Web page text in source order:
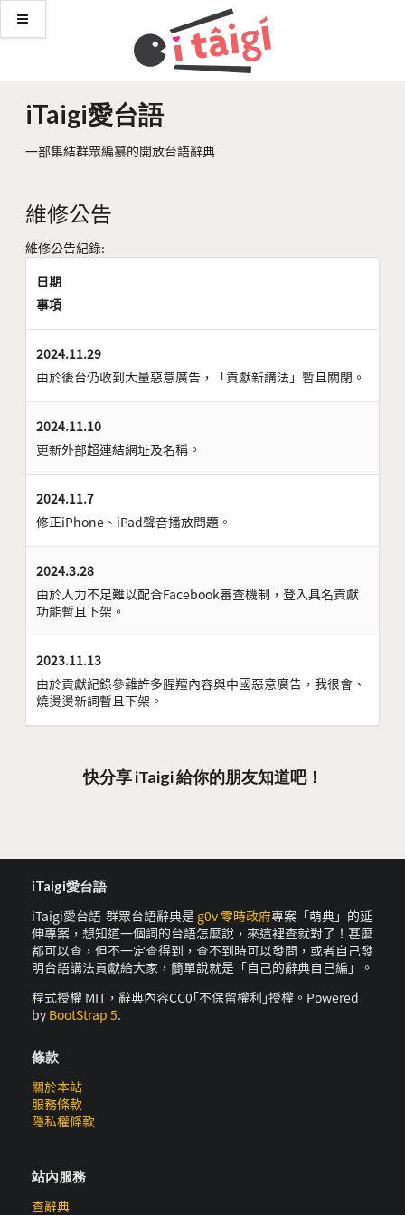
iTaigi愛台語
一部集結群眾編纂的開放台語辭典
維修公告
維修公告紀錄:
日期
事項
2024.11.29
由於後台仍收到大量惡意廣告，「貢獻新講法」暫且關閉。
2024.11.10
更新外部超連結網址及名稱。
2024.11.7
修正iPhone、iPad聲音播放問題。
2024.3.28
由於人力不足難以配合Facebook審查機制，登入具名貢獻
功能暫且下架。
2023.11.13
由於貢獻紀錄參雜許多腥羶內容與中國惡意廣告，我很會、
燒燙燙新詞暫且下架。
快分享 iTaigi 給你的朋友知道吧！
iTaigi愛台語
iTaigi愛台語-群眾台語辭典是 g0v 零時政府專案「萌典」的延
伸專案，想知道一個詞的台語怎麼說，來這裡查就對了！甚麼
都可以查，但不一定查得到，查不到時可以發問，或者自己發
明台語講法貢獻給大家，簡單說就是「自己的辭典自己編」。
程式授權 MIT，辭典內容CC0｢不保留權利｣授權。Powered
by BootStrap 5.
條款
關於本站
服務條款
隱私權條款
站內服務
查辭典